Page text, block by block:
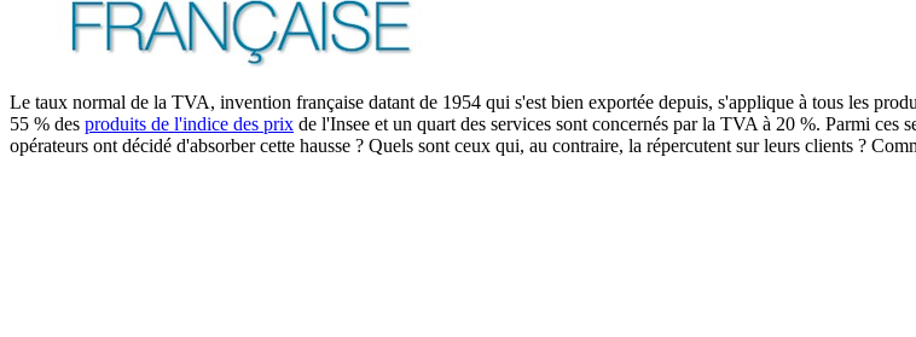
Le taux normal de la TVA, invention française datant de 1954 qui s'est bien exportée depuis, s'applique à tous les
55 % des produits de l'indice des prix de l'Insee et un quart des services sont concernés par la TVA à 20 %. Parmi
opérateurs ont décidé d'absorber cette hausse ? Quels sont ceux qui, au contraire, la répercutent sur leurs clients ?